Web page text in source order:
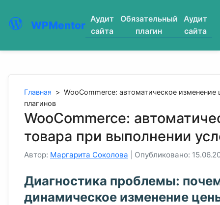
WPMentor
Аудит
сайта
Обязательный
плагин
Аудит
сайта
Главная > WooCommerce: автоматическое
плагинов
WooCommerce:
товара при выполнении
Автор: Маргарита Соколова Опубликовано:
Диагностика проблемы:
динамическое изменение